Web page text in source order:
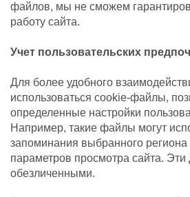
файлов, мы не сможем
работу сайта.
Учет пользовательских
Для более удобного
использоваться cookie-файлы,
определенные настройки
Например, такие файлы могут
запоминания выбранного региона
параметров просмотра сайта.
обезличенными.